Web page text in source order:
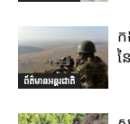
ព័ត៌មានអន្តរជាតិ
ក
ន